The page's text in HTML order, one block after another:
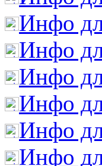
Инфо
Инфо
Инфо
Инфо
Инфо
Инфо